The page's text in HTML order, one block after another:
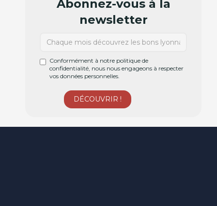
Abonnez-vous à la
newsletter
Conformément à notre politique de
confidentialité, nous nous engageons à respecter
vos données personnelles.